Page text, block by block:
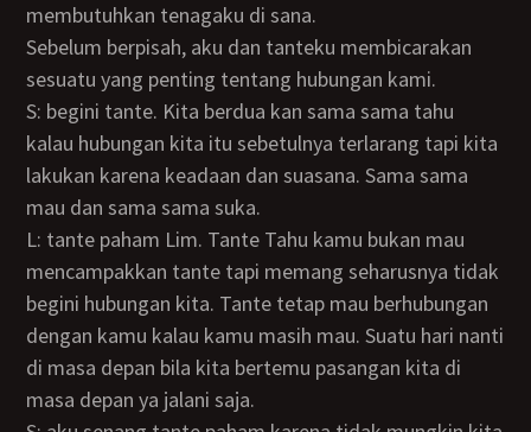
membutuhkan tenagaku di sana.
Sebelum berpisah, aku dan tanteku membicarakan
sesuatu yang penting tentang hubungan kami.
S: begini tante. Kita berdua kan sama sama tahu
kalau hubungan kita itu sebetulnya terlarang tapi kita
lakukan karena keadaan dan suasana. Sama sama
mau dan sama sama suka.
L: tante paham Lim. Tante Tahu kamu bukan mau
mencampakkan tante tapi memang seharusnya tidak
begini hubungan kita. Tante tetap mau berhubungan
dengan kamu kalau kamu masih mau. Suatu hari nanti
di masa depan bila kita bertemu pasangan kita di
masa depan ya jalani saja.